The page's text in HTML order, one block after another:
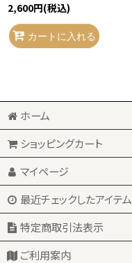
2,600円(税込)
カートに入れる
ホーム
ショッピングカート
マイページ
最近チェックしたアイテム
特定商取引法表示
ご利用案内